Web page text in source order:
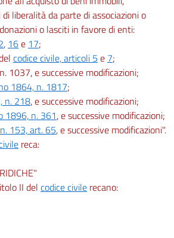
liberalità da parte di associazioni o
o lasciti in favore di enti:
, 16e 17;
codice civile, articoli 5 e 7;
1037, e successive modificazioni;
1864, n. 1817;
n. 218, e successive modificazioni;
1896, n. 361, e successive modificazioni;
153, art. 65, e successive modificazioni".
reca:
II del codice civile recano: